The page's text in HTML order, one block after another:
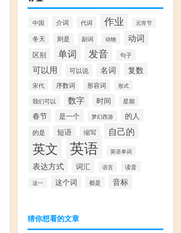
中国 介词 代词 作业 元宵节
冬天 则是 副词 动物 动词
区别 单词 发音 句子
可以用 可以说 名词 复数
宋代 序数词 形容词 形式
我们可以 数字 时间 星期
春节 是一个 梦幻西游 的人
的是 短语 缩写 自己的
英文 英语 英语单词
表达方式 词汇 语言 读音
这一 这个词 都是 音标
猜你想看的文章